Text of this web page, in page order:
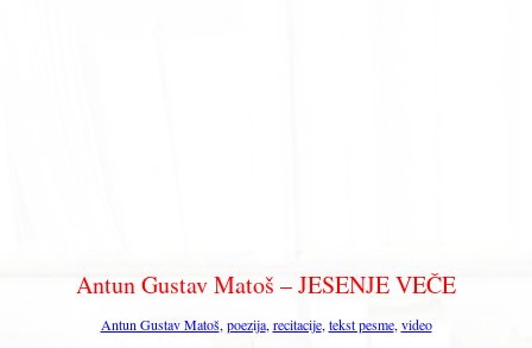
Antun Gustav Matoš – JESENJE VEČE
Antun Gustav Matoš, poezija, recitacije, tekst pesme, video